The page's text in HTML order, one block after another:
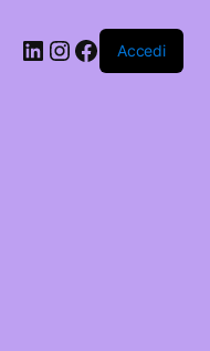
LinkedIn
Instagram
Facebook
Accedi